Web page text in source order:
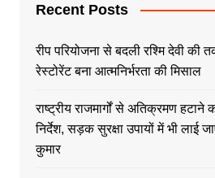
Recent Posts
रीप परियोजना से बदली रश्मि देवी की
रेस्टोरेंट बना आत्मनिर्भरता की मिसाल
राष्ट्रीय राजमार्गों से अतिक्रमण
निर्देश, सड़क सुरक्षा उपायों में भी लाई
कुमार